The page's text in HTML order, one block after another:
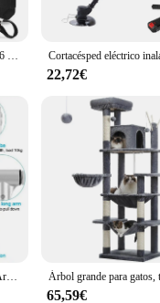
Motosierra eléctrica de 21V y 6 pulgadas, juego de tijeras de podar inalámbricas de 25mm, Kit de máquina de corte de madera, herramienta de carpintería de mano
22,72€
MARCA SPACEO Barra de Armario Abatible Colgador Abatible para Armario Perchero Basculante Anchura Regulable, para Guardarropa Dormitorio,Plata,460~710mm
65,59€